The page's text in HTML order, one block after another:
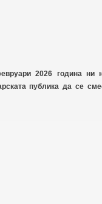
2026 година ни
публика да се